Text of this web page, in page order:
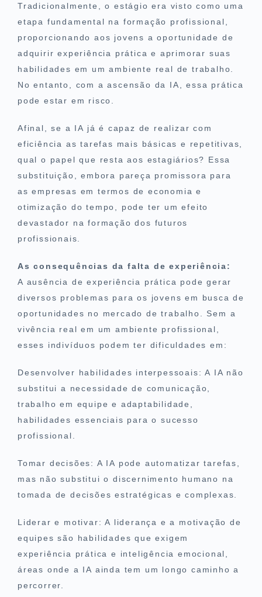
Tradicionalmente, o estágio era visto como uma
etapa fundamental na formação profissional,
proporcionando aos jovens a oportunidade de
adquirir experiência prática e aprimorar suas
habilidades em um ambiente real de trabalho.
No entanto, com a ascensão da IA, essa prática
pode estar em risco.
Afinal, se a IA já é capaz de realizar com
eficiência as tarefas mais básicas e repetitivas,
qual o papel que resta aos estagiários? Essa
substituição, embora pareça promissora para
as empresas em termos de economia e
otimização do tempo, pode ter um efeito
devastador na formação dos futuros
profissionais.
As consequências da falta de experiência:
A ausência de experiência prática pode gerar
diversos problemas para os jovens em busca de
oportunidades no mercado de trabalho. Sem a
vivência real em um ambiente profissional,
esses indivíduos podem ter dificuldades em:
Desenvolver habilidades interpessoais: A IA não
substitui a necessidade de comunicação,
trabalho em equipe e adaptabilidade,
habilidades essenciais para o sucesso
profissional.
Tomar decisões: A IA pode automatizar tarefas,
mas não substitui o discernimento humano na
tomada de decisões estratégicas e complexas.
Liderar e motivar: A liderança e a motivação de
equipes são habilidades que exigem
experiência prática e inteligência emocional,
áreas onde a IA ainda tem um longo caminho a
percorrer.